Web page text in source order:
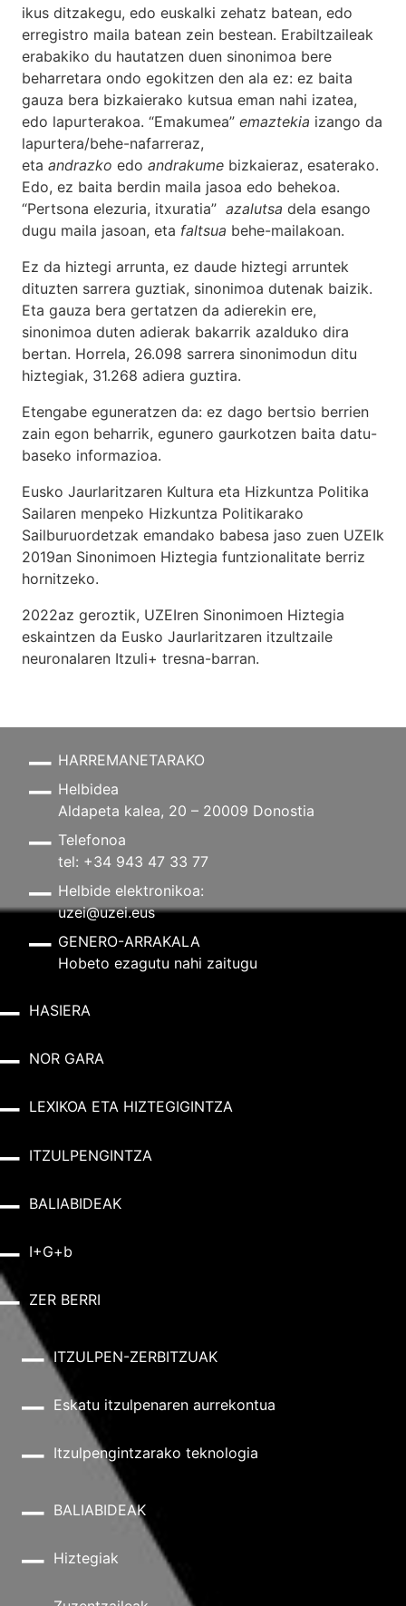
ikus ditzakegu, edo euskalki zehatz batean, edo
erregistro maila batean zein bestean. Erabiltzaileak
erabakiko du hautatzen duen sinonimoa bere
beharretara ondo egokitzen den ala ez: ez baita
gauza bera bizkaierako kutsua eman nahi izatea,
edo lapurterakoa. “Emakumea” emaztekia izango da
lapurtera/behe-nafarreraz,
eta andrazko edo andrakume bizkaieraz, esaterako.
Edo, ez baita berdin maila jasoa edo behekoa.
“Pertsona elezuria, itxuratia” azalutsa dela esango
dugu maila jasoan, eta faltsua behe-mailakoan.
Ez da hiztegi arrunta, ez daude hiztegi arruntek
dituzten sarrera guztiak, sinonimoa dutenak baizik.
Eta gauza bera gertatzen da adierekin ere,
sinonimoa duten adierak bakarrik azalduko dira
bertan. Horrela, 26.098 sarrera sinonimodun ditu
hiztegiak, 31.268 adiera guztira.
Etengabe eguneratzen da: ez dago bertsio berrien
zain egon beharrik, egunero gaurkotzen baita datu-
baseko informazioa.
Eusko Jaurlaritzaren Kultura eta Hizkuntza Politika
Sailaren menpeko Hizkuntza Politikarako
Sailburuordetzak emandako babesa jaso zuen UZEIk
2019an Sinonimoen Hiztegia funtzionalitate berriz
hornitzeko.
2022az geroztik, UZEIren Sinonimoen Hiztegia
eskaintzen da Eusko Jaurlaritzaren itzultzaile
neuronalaren Itzuli+ tresna-barran.
HARREMANETARAKO
Helbidea
Aldapeta kalea, 20 – 20009 Donostia
Telefonoa
tel: +34 943 47 33 77
Helbide elektronikoa:
uzei@uzei.eus
GENERO-ARRAKALA
Hobeto ezagutu nahi zaitugu
HASIERA
NOR GARA
LEXIKOA ETA HIZTEGIGINTZA
ITZULPENGINTZA
BALIABIDEAK
I+G+b
ZER BERRI
ITZULPEN-ZERBITZUAK
Eskatu itzulpenaren aurrekontua
Itzulpengintzarako teknologia
BALIABIDEAK
Hiztegiak